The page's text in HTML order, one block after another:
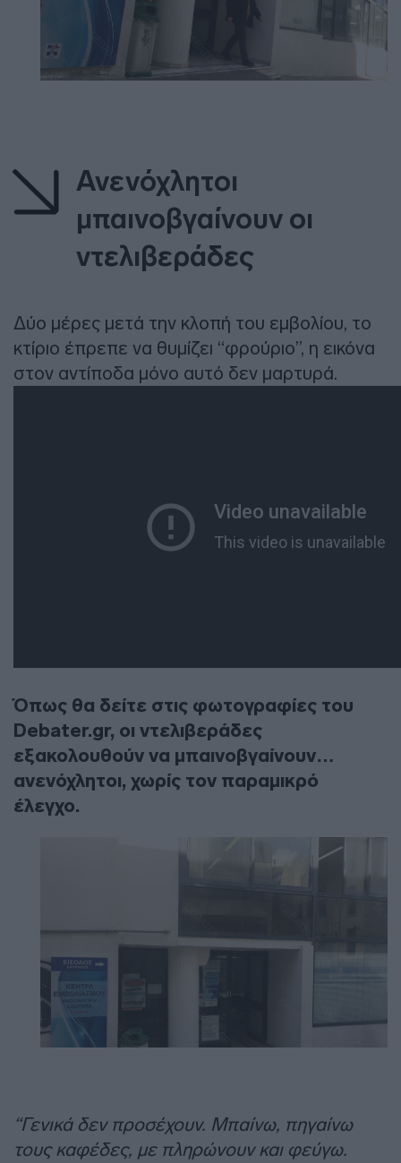
Ανενόχλητοι
μπαινοβγαίνουν οι
ντελιβεράδες
Δύο μέρες μετά την κλοπή του εμβολίου, το
κτίριο έπρεπε να θυμίζει “φρούριο”, η εικόνα
στον αντίποδα μόνο αυτό δεν μαρτυρά.
Όπως θα δείτε στις φωτογραφίες του
Debater.gr, οι ντελιβεράδες
εξακολουθούν να μπαινοβγαίνουν…
ανενόχλητοι, χωρίς τον παραμικρό
έλεγχο.
“Γενικά δεν προσέχουν. Μπαίνω, πηγαίνω
τους καφέδες, με πληρώνουν και φεύγω.